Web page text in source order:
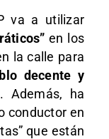
va a utilizar
en los
la calle para
decente y
. Además, ha
conductor en
que están